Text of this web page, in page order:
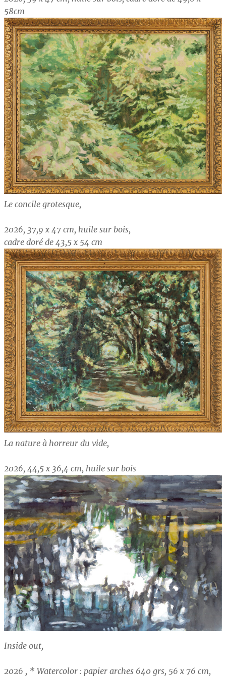
58cm
Le concile grotesque,
2026, 37,9 x 47 cm, huile sur bois,
cadre doré de 43,5 x 54 cm
La nature à horreur du vide,
2026, 44,5 x 36,4 cm, huile sur bois
Inside out,
2026 , * Watercolor : papier arches 640 grs, 56 x 76 cm,